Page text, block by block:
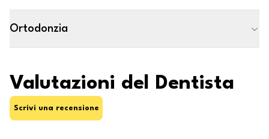
Ortodonzia
Valutazioni del Dentista
Scrivi una recensione